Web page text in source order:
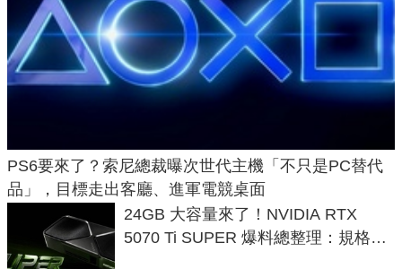
PS6要來了？索尼總裁曝次世代主機「不只是PC替代
品」，目標走出客廳、進軍電競桌面
24GB 大容量來了！NVIDIA RTX
5070 Ti SUPER 爆料總整理：規格、